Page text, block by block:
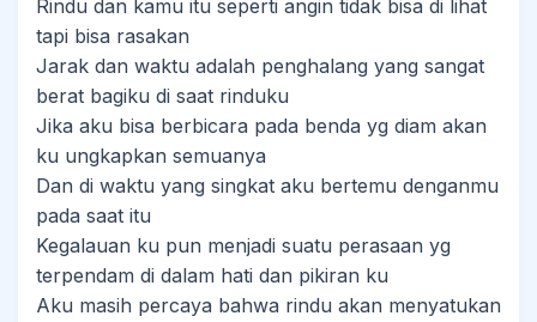
Rindu dan kamu itu seperti angin tidak bisa di lihat
tapi bisa rasakan
Jarak dan waktu adalah penghalang yang sangat
berat bagiku di saat rinduku
Jika aku bisa berbicara pada benda yg diam akan
ku ungkapkan semuanya
Dan di waktu yang singkat aku bertemu denganmu
pada saat itu
Kegalauan ku pun menjadi suatu perasaan yg
terpendam di dalam hati dan pikiran ku
Aku masih percaya bahwa rindu akan menyatukan